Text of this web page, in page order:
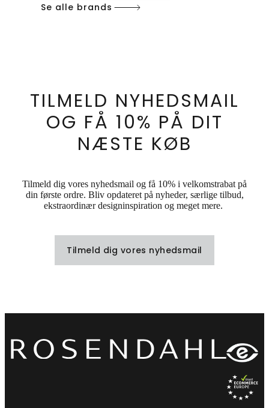
Se alle brands
TILMELD NYHEDSMAIL
OG FÅ 10% PÅ DIT
NÆSTE KØB
Tilmeld dig vores nyhedsmail og få 10% i velkomstrabat på
din første ordre. Bliv opdateret på nyheder, særlige tilbud,
ekstraordinær designinspiration og meget mere.
Tilmeld dig vores nyhedsmail